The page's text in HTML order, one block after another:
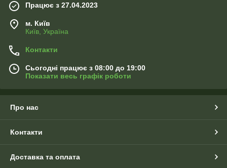
Працює з 27.04.2023
м. Київ
Київ, Україна
Контакти
Сьогодні працює з 08:00 до 19:00
Показати весь графік роботи
Про нас
Контакти
Доставка та оплата